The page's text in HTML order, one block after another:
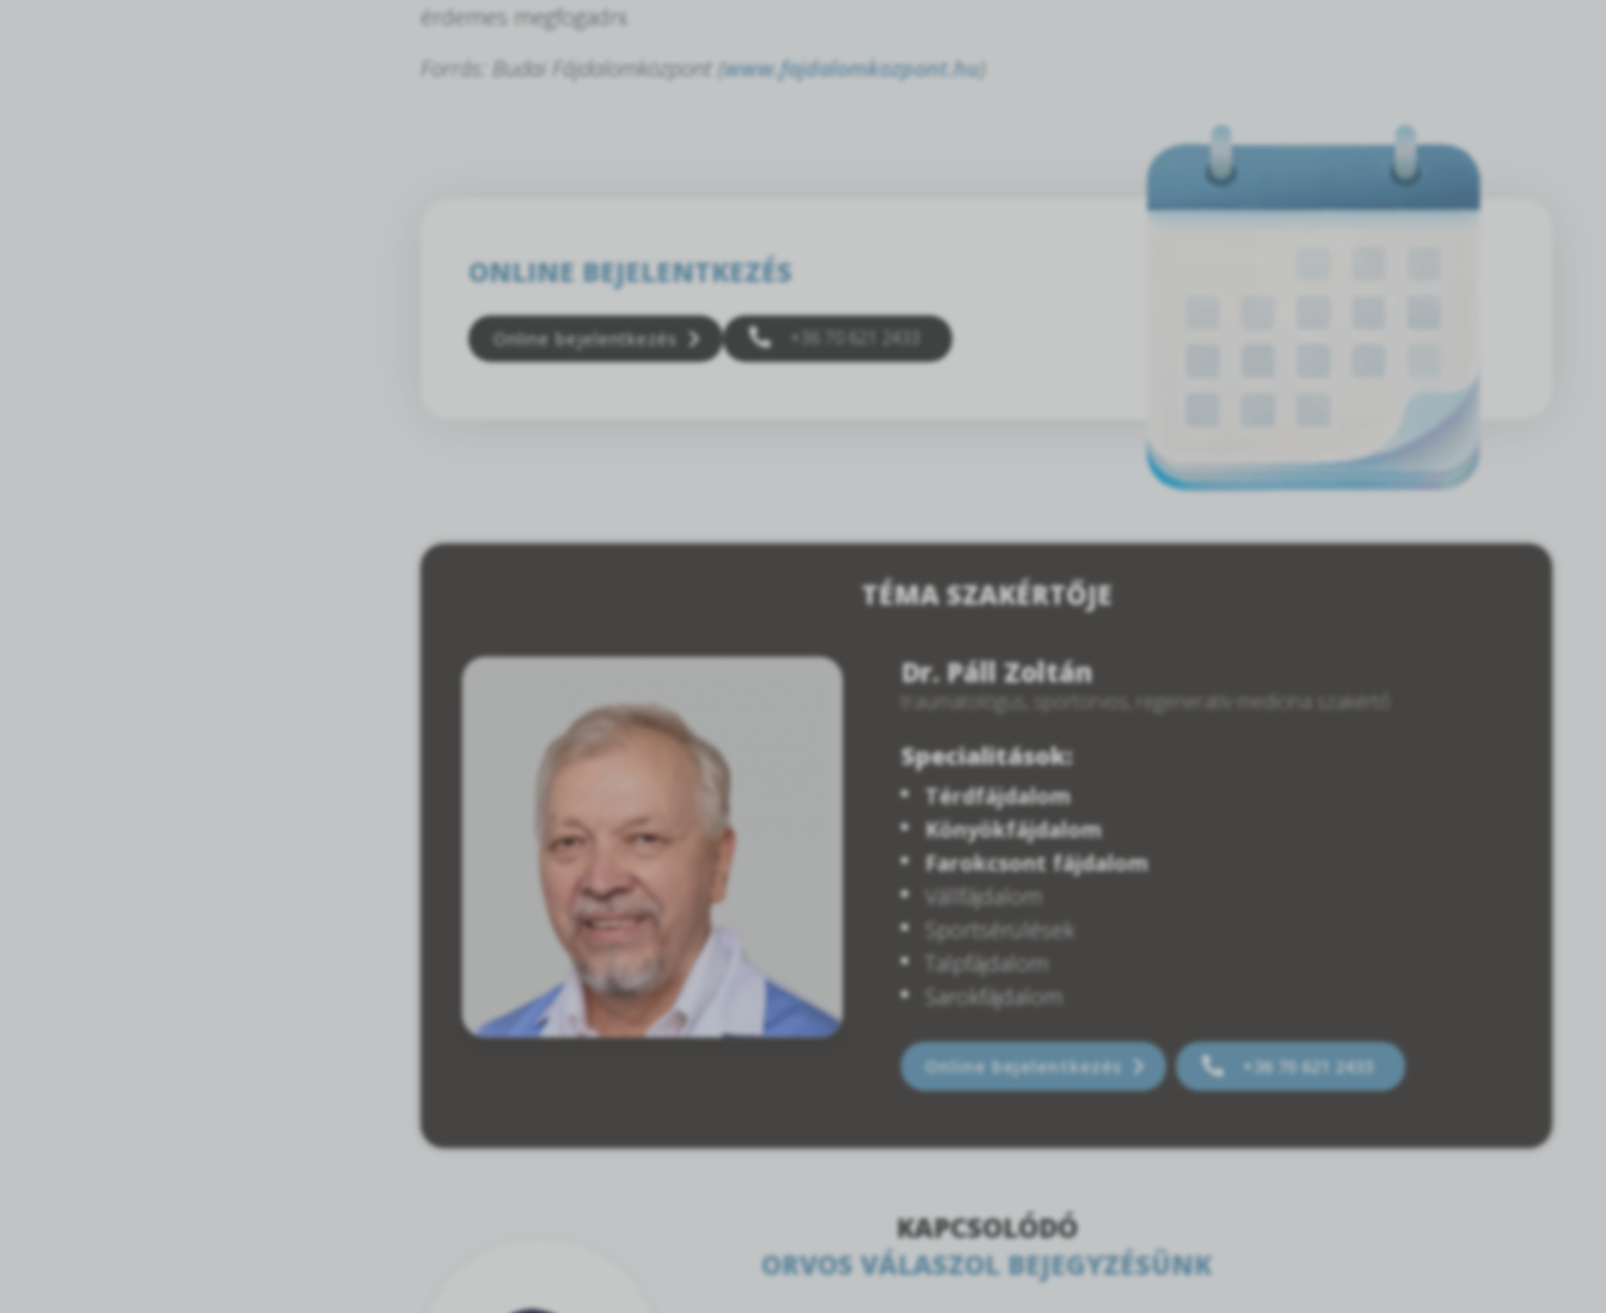
érdemes megfogadni.
Forrás: Budai Fájdalomközpont (www.fajdalomkozpont.hu
ONLINE BEJELENTKEZÉS
Online bejelentkezés +36 70 621 2433
TÉMA SZAKÉRTŐJE
Dr. Páll Zoltán
traumatológus, sportorvos, regeneratív medicina szakértő
Specialitások:
Térdfájdalom
Könyökfájdalom
Farokcsont fájdalom
Vállfájdalom
Sportsérülések
Talpfájdalom
Sarokfájdalom
Online bejelentkezés +36 70 621 2433
KAPCSOLÓDÓ
ORVOS VÁLASZOL BEJEGYZÉSÜNK